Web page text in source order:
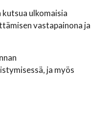
ulkomaisia
vastapainona ja
ja myös